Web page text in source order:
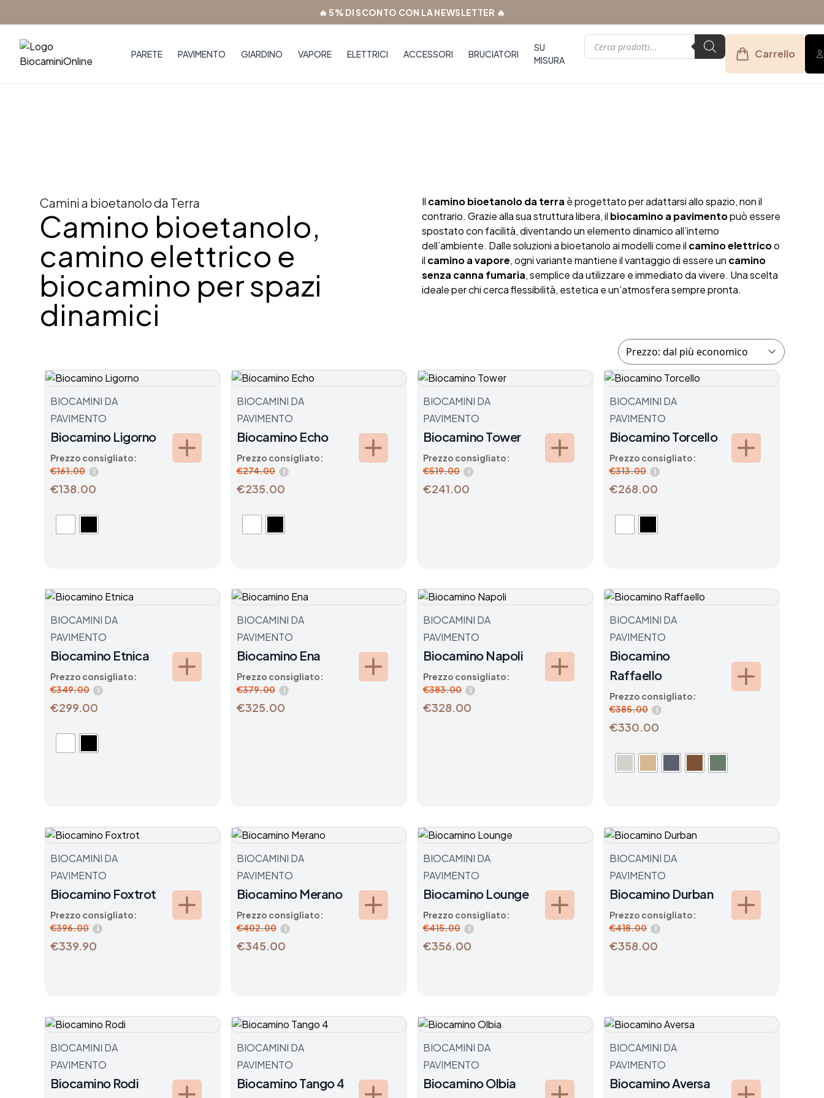
🔥 5% DI SCONTO CON LA NEWSLETTER 🔥
PARETE PAVIMENTO GIARDINO VAPORE ELETTRICI ACCESSORI BRUCIATORI
SU
MISURA
Products
search Carrello
Camini a bioetanolo da Terra
Camino bioetanolo,
camino elettrico e
biocamino per spazi
dinamici
Il camino bioetanolo da terra è progettato per adattarsi allo spazio, non il
contrario. Grazie alla sua struttura libera, il biocamino a pavimentopuò essere
spostato con facilità, diventando un elemento dinamico all’interno
dell’ambiente. Dalle soluzioni a bioetanolo ai modelli come il camino elettricoo
il camino a vapore, ogni variante mantiene il vantaggio di essere un camino
senza canna fumaria, semplice da utilizzare e immediato da vivere. Una scelta
ideale per chi cerca flessibilità, estetica e un’atmosfera sempre pronta.
BIOCAMINI DA
PAVIMENTO
Biocamino Ligorno
Prezzo consigliato:
€161.00 i
€138.00
BIOCAMINI DA
PAVIMENTO
Biocamino Echo
Prezzo consigliato:
€274.00 i
€235.00
BIOCAMINI DA
PAVIMENTO
Biocamino Tower
Prezzo consigliato:
€519.00 i
€241.00
BIOCAMINI DA
PAVIMENTO
Biocamino Torcello
Prezzo consigliato:
€313.00 i
€268.00
BIOCAMINI DA
PAVIMENTO
Biocamino Etnica
Prezzo consigliato:
€349.00 i
€299.00
BIOCAMINI DA
PAVIMENTO
Biocamino Ena
Prezzo consigliato:
€379.00 i
€325.00
BIOCAMINI DA
PAVIMENTO
Biocamino Napoli
Prezzo consigliato:
€383.00 i
€328.00
BIOCAMINI DA
PAVIMENTO
Biocamino
Raffaello
Prezzo consigliato:
€385.00 i
€330.00
BIOCAMINI DA
PAVIMENTO
Biocamino Foxtrot
Prezzo consigliato:
€396.00 i
€339.90
BIOCAMINI DA
PAVIMENTO
Biocamino Merano
Prezzo consigliato:
€402.00 i
€345.00
BIOCAMINI DA
PAVIMENTO
Biocamino Lounge
Prezzo consigliato:
€415.00 i
€356.00
BIOCAMINI DA
PAVIMENTO
Biocamino Durban
Prezzo consigliato:
€418.00 i
€358.00
BIOCAMINI DA
PAVIMENTO
Biocamino Rodi
BIOCAMINI DA
PAVIMENTO
Biocamino Tango 4
BIOCAMINI DA
PAVIMENTO
Biocamino Olbia
BIOCAMINI DA
PAVIMENTO
Biocamino Aversa